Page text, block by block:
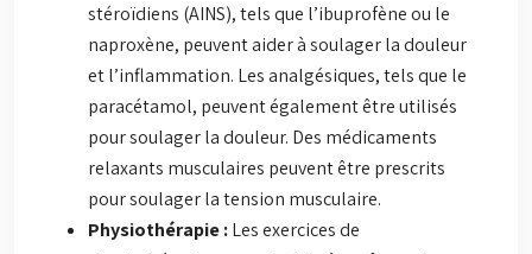
stéroïdiens (AINS), tels que l’ibuprofène ou le
naproxène, peuvent aider à soulager la douleur
et l’inflammation. Les analgésiques, tels que le
paracétamol, peuvent également être utilisés
pour soulager la douleur. Des médicaments
relaxants musculaires peuvent être prescrits
pour soulager la tension musculaire.
Physiothérapie :Les exercices de